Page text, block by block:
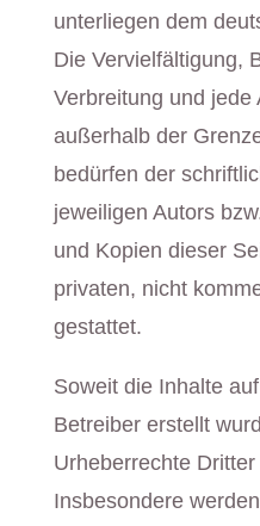
unterliegen dem
Die Vervielfältigung,
Verbreitung und jede
außerhalb der
bedürfen der
jeweiligen Autors
und Kopien dieser
privaten, nicht
gestattet.
Soweit die Inhalte
Betreiber erstellt
Urheberrechte
Insbesondere